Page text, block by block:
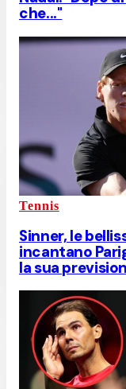
che..."
Tennis
Sinner, le
incantano
la sua